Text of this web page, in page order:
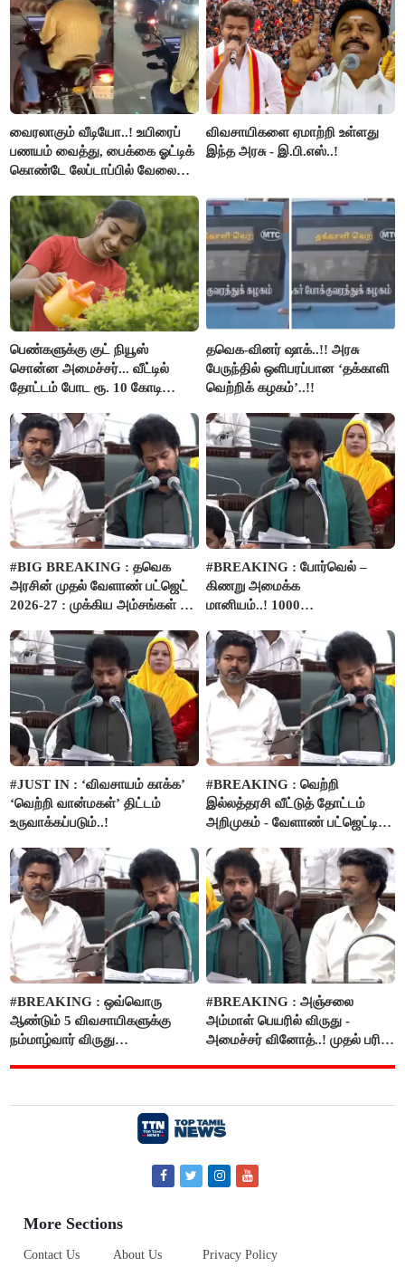
வைரலாகும் வீடியோ..! உயிரைப்
பணயம் வைத்து, பைக்கை ஓட்டிக்
கொண்டே லேப்டாப்பில் வேலை
விவசாயிகளை ஏமாற்றி உள்ளது
இந்த அரசு - இ.பி.எஸ்..!
பெண்களுக்கு குட் நியூஸ்
சொன்ன அமைச்சர்... வீட்டில்
தோட்டம் போட ரூ. 10 கோடி
தவெக-வினர் ஷாக்..!! அரசு
பேருந்தில் ஒளிபரப்பான ‘தக்காளி
வெற்றிக் கழகம்’..!!
#BIG BREAKING : தவெக
அரசின் முதல் வேளாண் பட்ஜெட்
2026-27 : முக்கிய அம்சங்கள் ஓர்
#BREAKING : போர்வெல் –
கிணறு அமைக்க
மானியம்..! 1000
பம்புசெட் வழங்கப்படும்..!
#JUST IN : ‘விவசாயம் காக்க’
‘வெற்றி வான்மகள்’ திட்டம்
உருவாக்கப்படும்..!
#BREAKING : வெற்றி
இல்லத்தரசி வீட்டுத் தோட்டம்
அறிமுகம் - வேளாண் பட்ஜெட்டில்
#BREAKING : ஒவ்வொரு
ஆண்டும் 5 விவசாயிகளுக்கு
நம்மாழ்வார் விருது
#BREAKING : அஞ்சலை
அம்மாள் பெயரில் விருது -
அமைச்சர் வினோத்..! முதல் பரிசு
More Sections
Contact Us About Us Privacy Policy